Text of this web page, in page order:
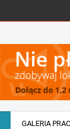
GALERIA PRAC